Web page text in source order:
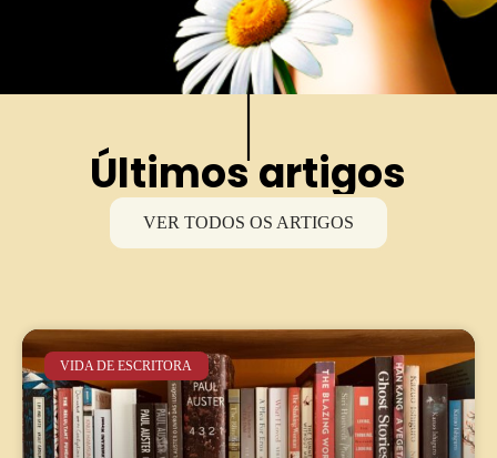
Últimos artigos
VER TODOS OS ARTIGOS
VIDA DE ESCRITORA